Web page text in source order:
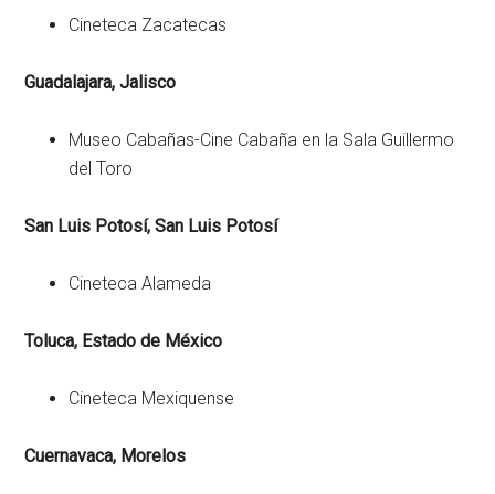
Cineteca Zacatecas
Guadalajara, Jalisco
Museo Cabañas-Cine Cabaña en la Sala Guillermo
del Toro
San Luis Potosí, San Luis Potosí
Cineteca Alameda
Toluca, Estado de México
Cineteca Mexiquense
Cuernavaca, Morelos